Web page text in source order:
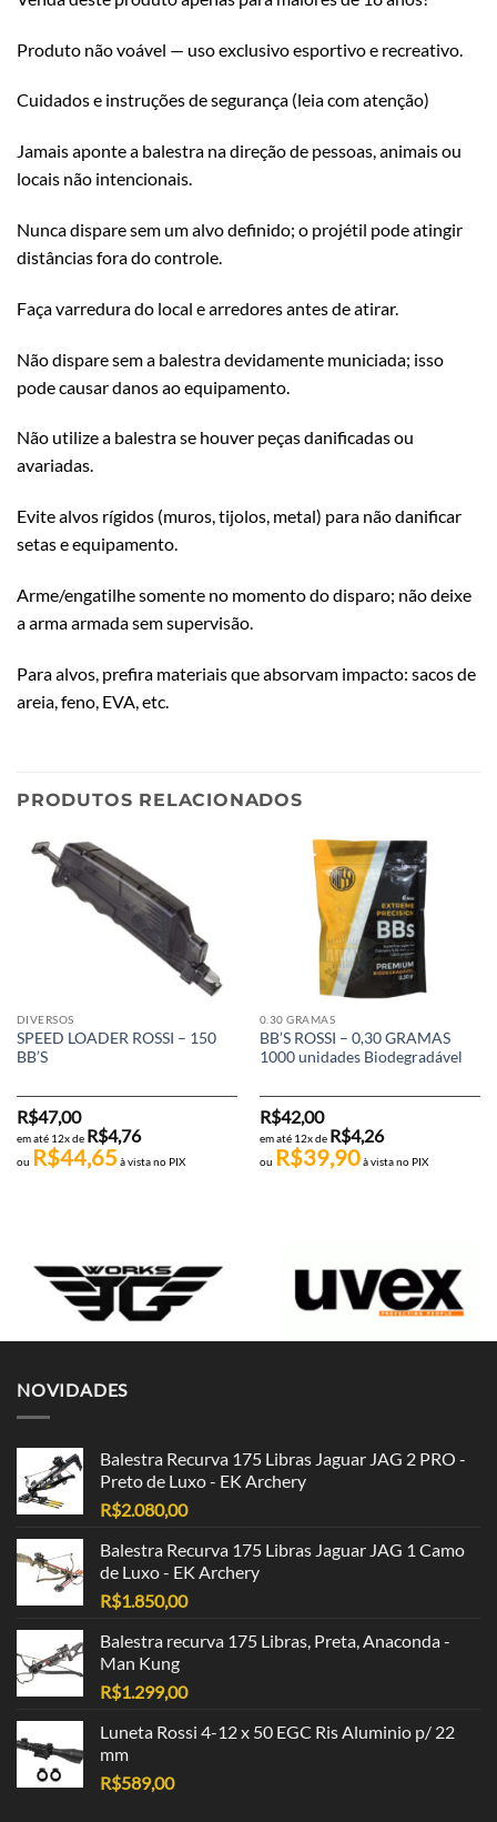
Produto não voável — uso exclusivo esportivo e recreativo.
Cuidados e instruções de segurança (leia com atenção)
Jamais aponte a balestra na direção de pessoas, animais ou
locais não intencionais.
Nunca dispare sem um alvo definido; o projétil pode atingir
distâncias fora do controle.
Faça varredura do local e arredores antes de atirar.
Não dispare sem a balestra devidamente municiada; isso
pode causar danos ao equipamento.
Não utilize a balestra se houver peças danificadas ou
avariadas.
Evite alvos rígidos (muros, tijolos, metal) para não danificar
setas e equipamento.
Arme/engatilhe somente no momento do disparo; não deixe
a arma armada sem supervisão.
Para alvos, prefira materiais que absorvam impacto: sacos de
areia, feno, EVA, etc.
PRODUTOS RELACIONADOS
DIVERSOS
SPEED LOADER ROSSI – 150
BB’S
R$47,00
em até 12x de R$4,76
ou R$44,65 à vista no PIX
0.30 GRAMAS
BB’S ROSSI – 0,30 GRAMAS
1000 unidades Biodegradável
R$42,00
em até 12x de R$4,26
ou R$39,90à vista no PIX
NOVIDADES
Balestra Recurva 175 Libras Jaguar JAG 2 PRO -
Preto de Luxo - EK Archery
R$2.080,00
Balestra Recurva 175 Libras Jaguar JAG 1 Camo
de Luxo - EK Archery
R$1.850,00
Balestra recurva 175 Libras, Preta, Anaconda -
Man Kung
R$1.299,00
Luneta Rossi 4-12 x 50 EGC Ris Aluminio p/ 22
mm
R$589,00